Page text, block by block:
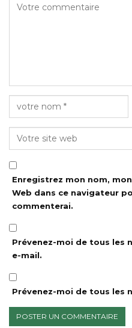
Enregistrez mon nom,
Web dans ce navigateur
commenterai.
Prévenez-moi de tous les
e-mail.
Prévenez-moi de tous les